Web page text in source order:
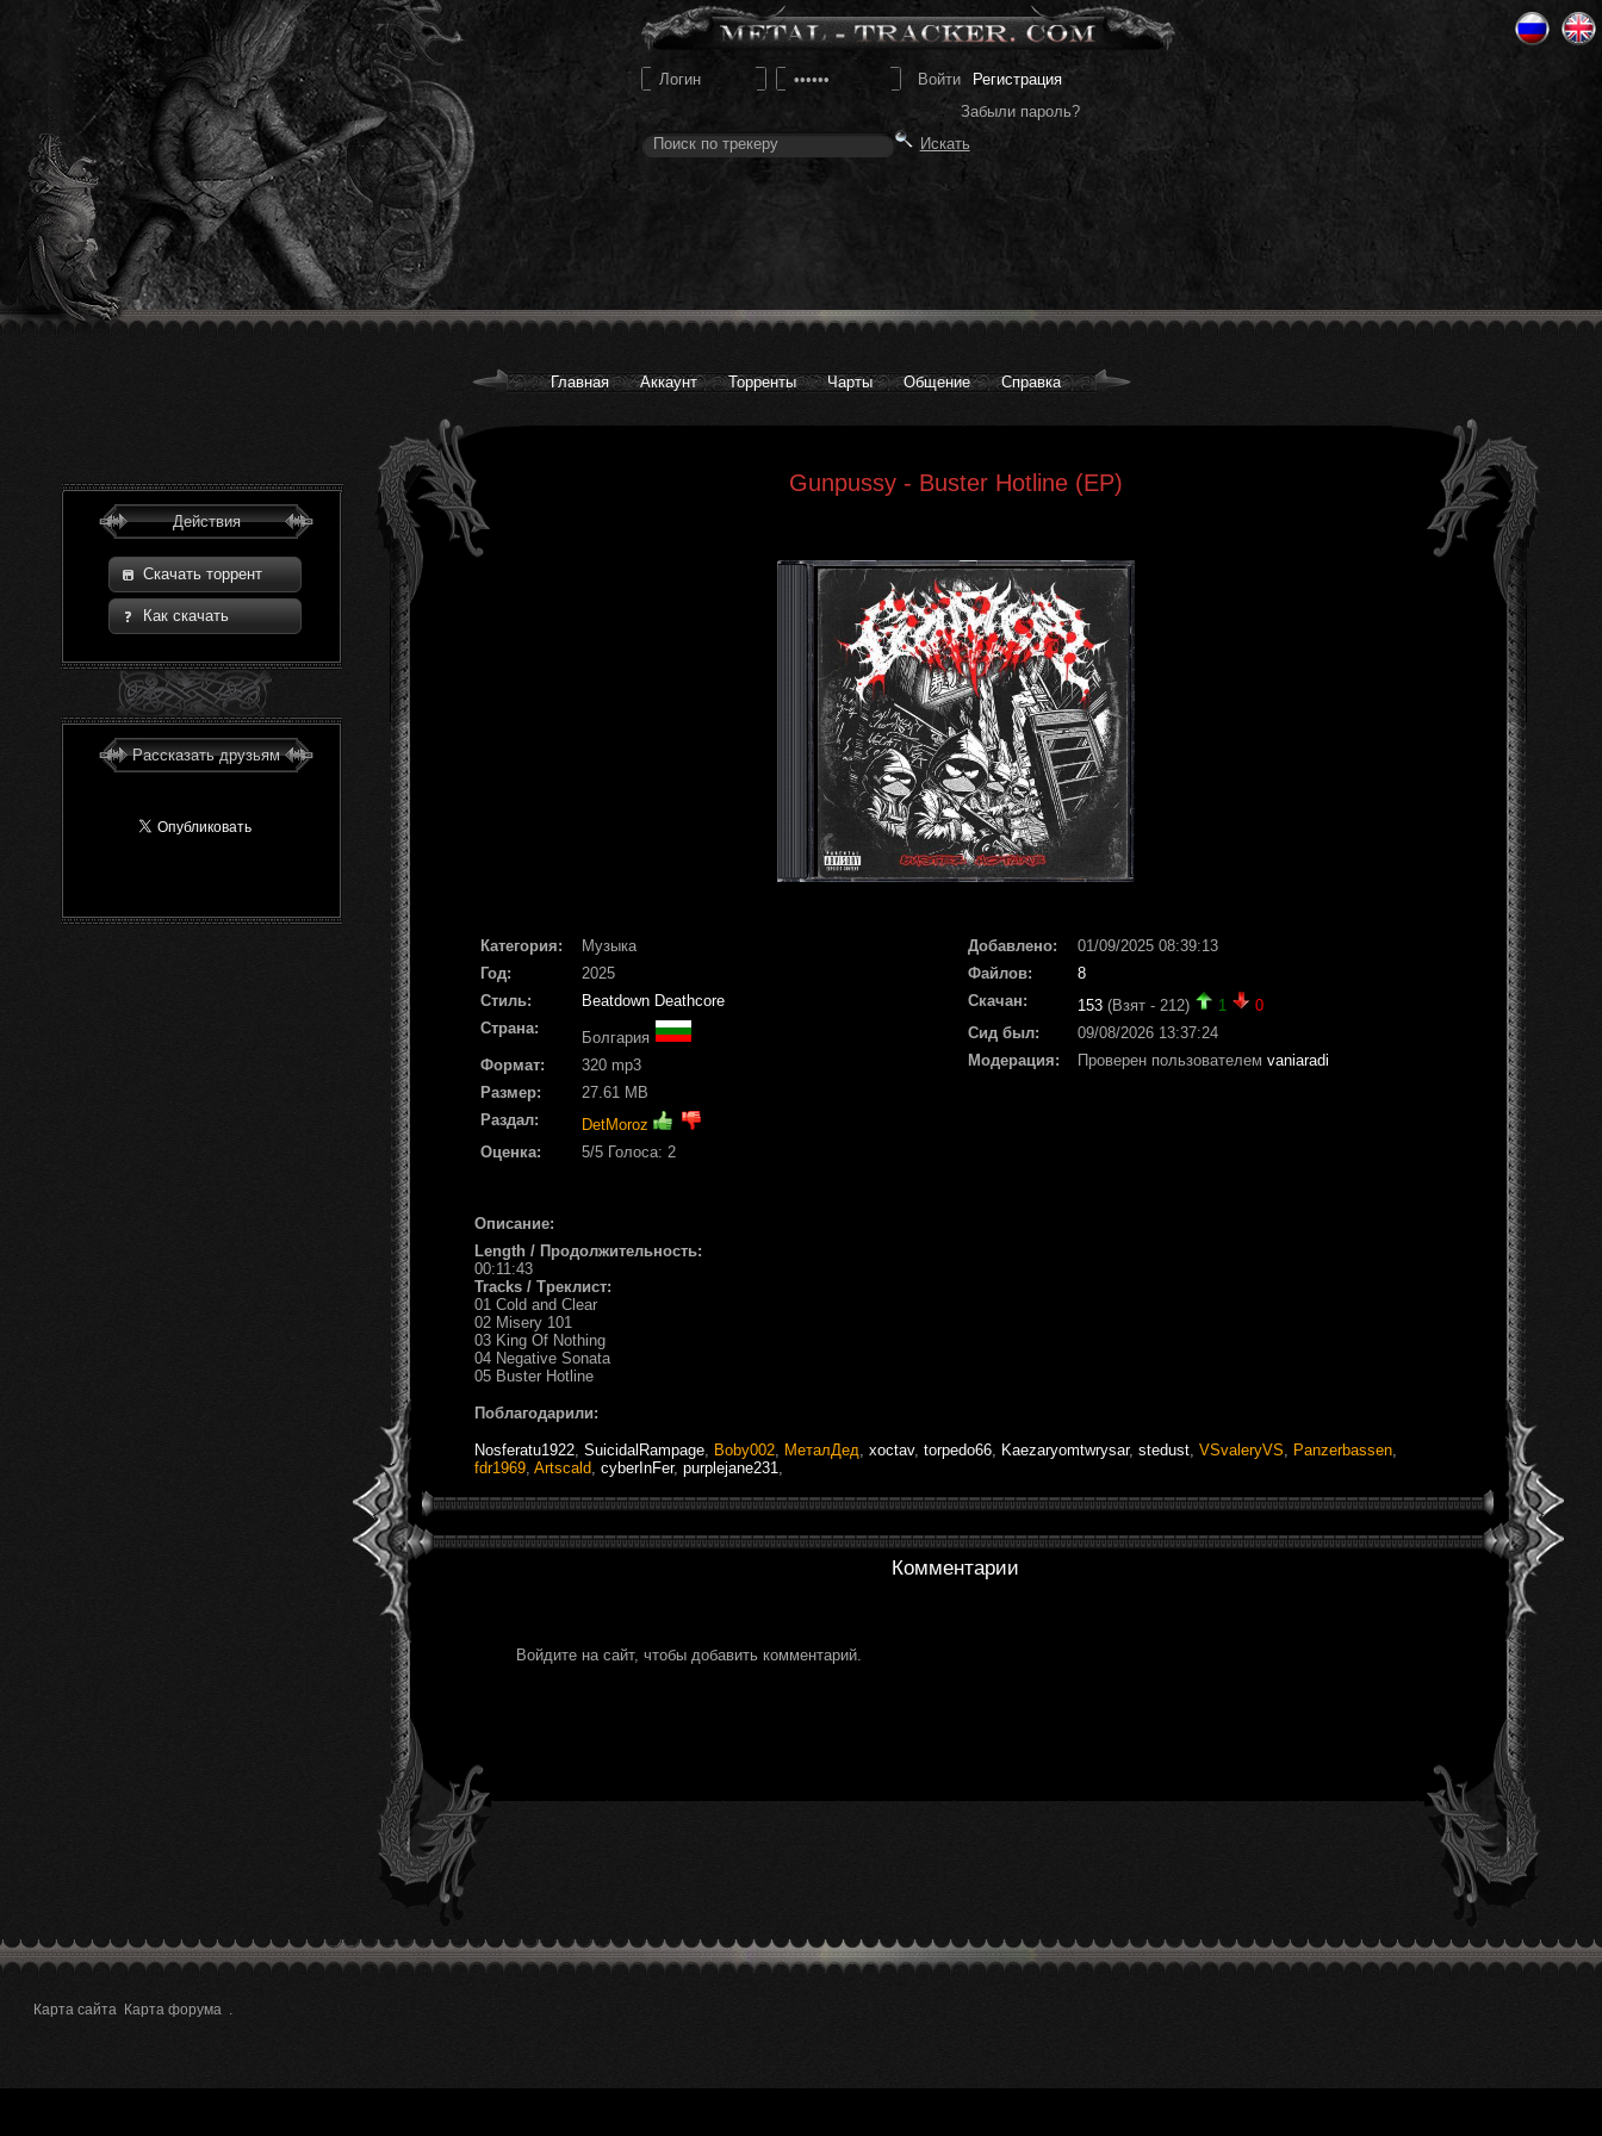
Регистрация
Забыли пароль?
Главная Аккаунт Торренты Чарты Общение Справка
Действия
Скачать торрент
Как скачать
Рассказать друзьям
Gunpussy - Buster Hotline (EP)
Категория:
Музыка
Год:
2025
Стиль:
Beatdown Deathcore
Страна:
Болгария
Формат:
320 mp3
Размер:
27.61 MB
Раздал:
DetMoroz
Оценка:
5/5 Голоса: 2
Добавлено:
01/09/2025 08:39:13
Файлов:
8
Скачан:
153 (Взят - 212) 1
0
Сид был:
09/08/2026 13:37:24
Модерация:
Проверен пользователем vaniaradi
Описание:
Length / Продолжительность:
00:11:43
Tracks / Треклист:
01 Cold and Clear
02 Misery 101
03 King Of Nothing
04 Negative Sonata
05 Buster Hotline
Поблагодарили:
Nosferatu1922 SuicidalRampage Boby002 МеталДед xoctav, torpedo66 Kaezaryomtwrysar, stedust VSvaleryVS Panzerbassen
fdr1969 Artscald cyberInFer, purplejane231
Комментарии
Войдите на сайт, чтобы добавить комментарий.
Карта сайта Карта форума